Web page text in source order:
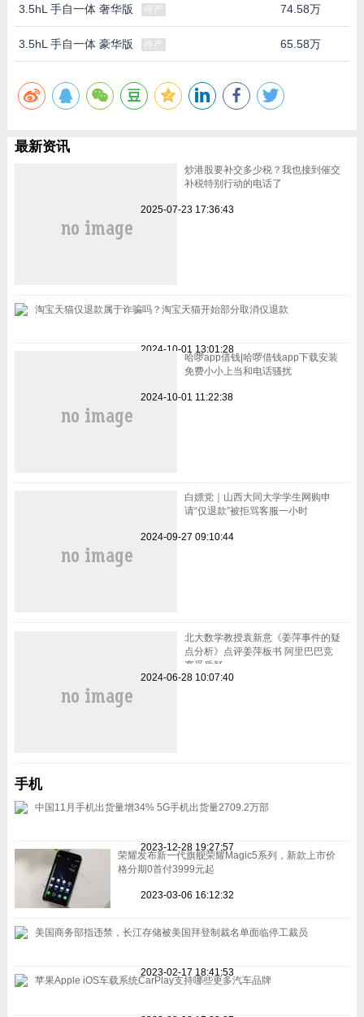
3.5hL 手自一体 奢华版 停产 74.58万
3.5hL 手自一体 豪华版 停产 65.58万
最新资讯
炒港股要补交多少税？我也接到催交
补税特别行动的电话了
2025-07-23 17:36:43
淘宝天猫仅退款属于诈骗吗？淘宝天猫开始部分取消仅退款
2024-10-01 13:01:28
哈啰app借钱|哈啰借钱app下载安装
免费小小上当和电话骚扰
2024-10-01 11:22:38
白嫖党｜山西大同大学学生网购申
请“仅退款”被拒骂客服一小时
2024-09-27 09:10:44
北大数学教授袁新意《姜萍事件的疑
点分析》点评姜萍板书 阿里巴巴竞
赛受质疑
2024-06-28 10:07:40
手机
中国11月手机出货量增34% 5G手机出货量2709.2万部
2023-12-28 19:27:57
荣耀发布新一代旗舰荣耀Magic5系列，新款上市价
格分期0首付3999元起
2023-03-06 16:12:32
美国商务部指违禁，长江存储被美国拜登制裁名单面临停工裁员
2023-02-17 18:41:53
苹果Apple iOS车载系统CarPlay支持哪些更多汽车品牌